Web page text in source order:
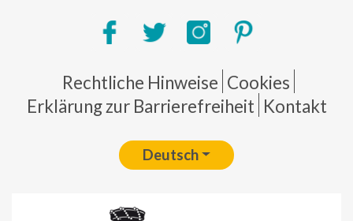
Pie de página
Rechtliche Hinweise Cookies
Erklärung zur Barrierefreiheit Kontakt
Deutsch